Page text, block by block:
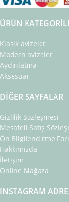
ÜRÜN
Klasik avizeler
Modern avizeler
Aydınlatma
Aksesuar
DIĞER SAYFALAR
Gizlilik Sözleşmesi
Mesafeli Satış
Ön Bilgilendirme
Hakkımızda
İletişim
Online Mağaza
INSTAGRAM